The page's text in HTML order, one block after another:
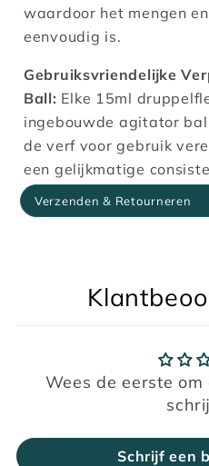
waardoor het mengen
eenvoudig is.
Gebruiksvriendelijke
Ball: Elke 15ml
ingebouwde agitator
de verf voor gebruik
een gelijkmatige
Verzenden & Retourneren
Wees de eerste
Schrijf een